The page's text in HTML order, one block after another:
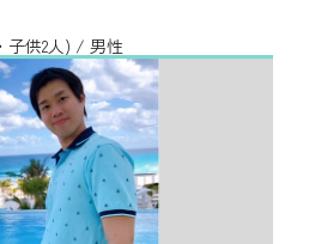
子供2人) / 男性